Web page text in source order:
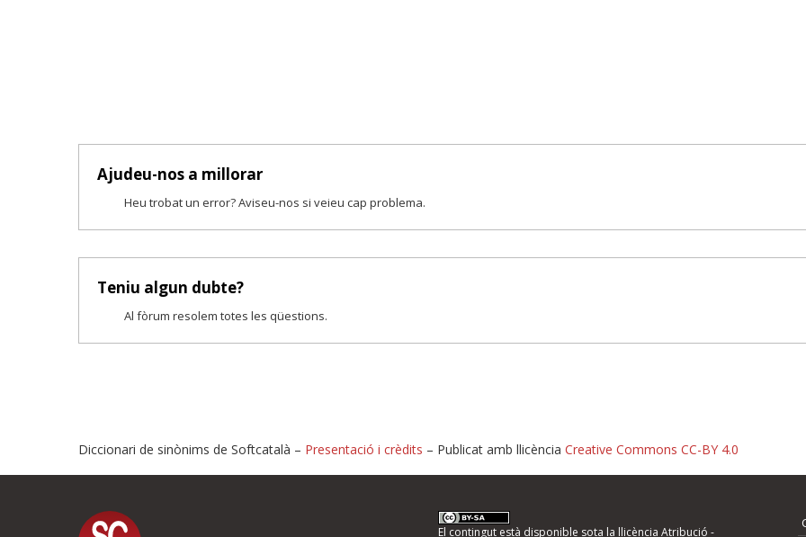
Ajudeu-nos a millorar
Heu trobat un error? Aviseu-nos si veieu cap problema.
Teniu algun dubte?
Al fòrum resolem totes les qüestions.
Proposeu-nos millores o informeu d'errors
Diccionari de sinònims de Softcatalà – Presentació i crèdits – Publicat amb llicència Creative Commons CC-BY 4.0
El contingut està disponible sota la llicència Atribució -